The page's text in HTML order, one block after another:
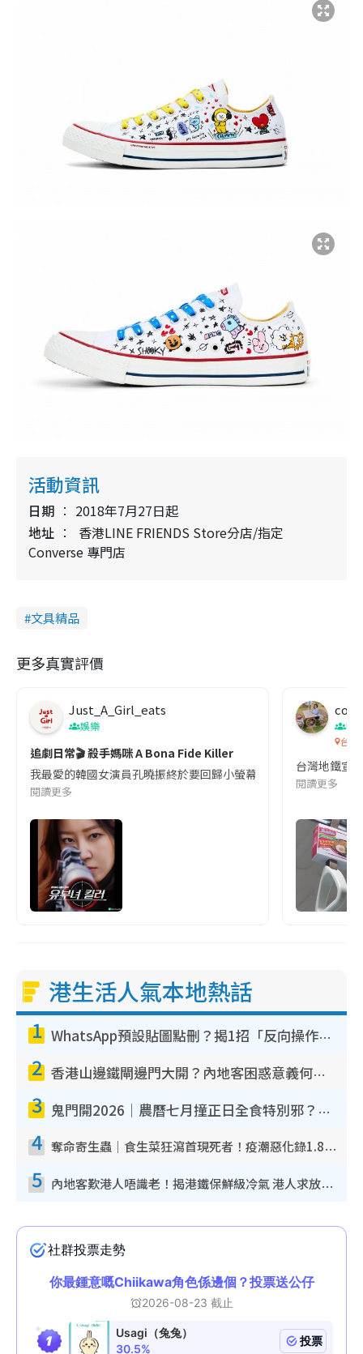
活動資訊
日期
2018年7月27日起
地址
香港LINE FRIENDS Store分店/指定
Converse 專門店
文具精品
更多真實評價
Just_A_Girl_eats
娛樂
追劇日常🎬 殺手媽咪 A Bona Fide Killer
我最愛的韓國女演員孔曉振終於要回歸小螢幕啦!這次的劇本改編
閱讀更多
co
吹
台灣
台灣地鐵宣
閱讀更多
港生活人氣本地熱話
1 WhatsApp預設貼圖點刪？揭1招「反向操作」還原簡潔介面 附3步實測教學
2 香港山邊鐵閘邊門大開？內地客困惑意義何在！網民神回覆：呢種叫法理性防禦
3 鬼門開2026｜農曆七月撞正日全食特別邪？專家警告切忌做一事！揭4大禁忌+2招保平安
4 奪命寄生蟲｜食生菜狂瀉首現死者！疫潮惡化錄1.8萬宗病例 揭洗菜3大謬誤
5 內地客歎港人唔識老！揭港鐵保鮮級冷氣 港人求放過：咪投訴